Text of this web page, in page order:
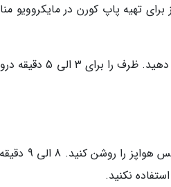
تهیه پاپ کورن در مایکروویو
پاپ کورن را می توانید در ظروف شیشه ای ریخته و روی آن بشقابی سرامیکی قرار
فویل آلومینیومی را درون هواپز قرار دهید. یک لایه
نکنید.